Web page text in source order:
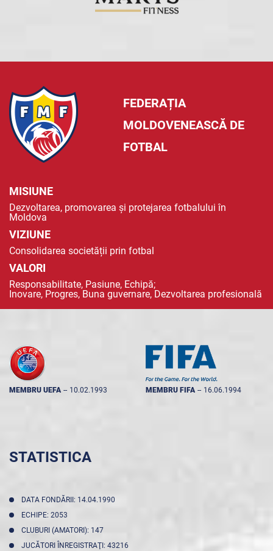
FEDERAȚIA
MOLDOVENEASCĂ DE
FOTBAL
MISIUNE
Dezvoltarea, promovarea și protejarea fotbalului în
Moldova
VIZIUNE
Consolidarea societății prin fotbal
VALORI
Responsabilitate, Pasiune, Echipă;
Inovare, Progres, Buna guvernare, Dezvoltarea profesională
MEMBRU UEFA -- 10.02.1993 MEMBRU FIFA -- 16.06.1994
STATISTICA
DATA FONDĂRII: 14.04.1990
ECHIPE: 2053
CLUBURI (AMATORI): 147
JUCĂTORI ÎNREGISTRAŢI: 43216